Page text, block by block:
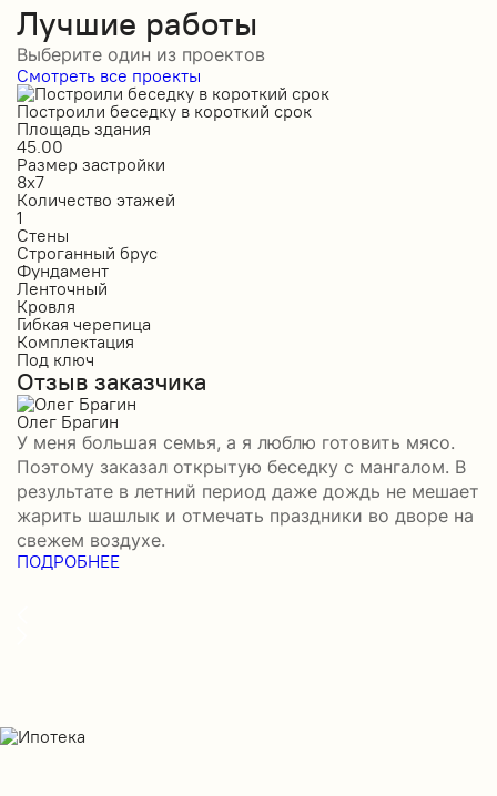
Лучшие работы
Выберите один из проектов
Смотреть все проекты
Построили беседку в короткий срок
Площадь здания
45.00
Размер застройки
8х7
Количество этажей
1
Стены
Строганный брус
Фундамент
Ленточный
Кровля
Гибкая черепица
Комплектация
Под ключ
Отзыв заказчика
Олег Брагин
У меня большая семья, а я люблю готовить мясо.
Поэтому заказал открытую беседку с мангалом. В
результате в летний период даже дождь не мешает
жарить шашлык и отмечать праздники во дворе на
свежем воздухе.
ПОДРОБНЕЕ